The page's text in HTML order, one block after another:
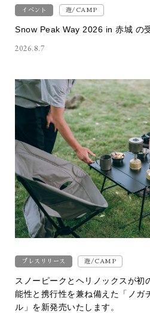
イベント 遊/CAMP
Snow Peak Way 2026 in 赤城 の
2026.8.7
プレスリリース 遊/CAMP
スノーピークとヘリノックスが
能性と携行性を兼ね備えた「ノガ
ル」を新発売いたします。